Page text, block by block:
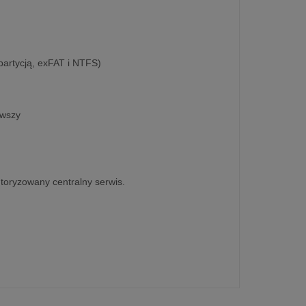
exFAT i NTFS)
centralny serwis.